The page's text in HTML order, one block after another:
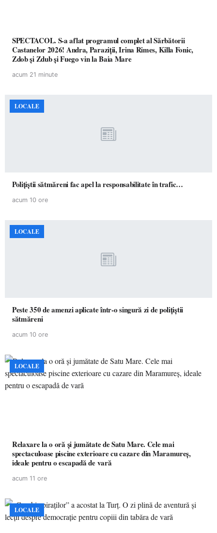
SPECTACOL. S-a aflat programul complet al Sărbătorii
Castanelor 2026! Andra, Paraziții, Irina Rimes, Killa Fonic,
Zdob și Zdub și Fuego vin la Baia Mare
acum 21 minute
LOCALE
Polițiștii sătmăreni fac apel la responsabilitate în trafic…
acum 10 ore
LOCALE
Peste 350 de amenzi aplicate într-o singură zi de polițiștii
sătmăreni
acum 10 ore
LOCALE
Relaxare la o oră și jumătate de Satu Mare. Cele mai
spectaculoase piscine exterioare cu cazare din Maramureș,
ideale pentru o escapadă de vară
acum 11 ore
LOCALE